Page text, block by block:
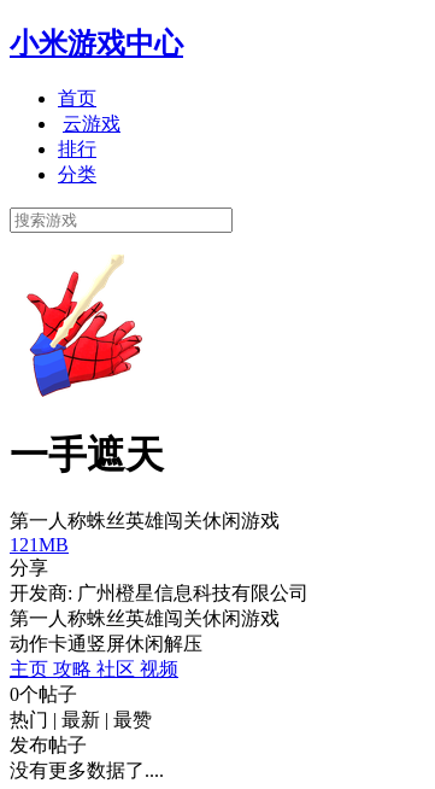
小米游戏中心
首页
云游戏
排行
分类
一手遮天
第一人称蛛丝英雄闯关休闲游戏
121MB
分享
开发商: 广州橙星信息科技有限公司
第一人称蛛丝英雄闯关休闲游戏
动作卡通竖屏休闲解压
主页 攻略 社区 视频
0个帖子
热门 | 最新 | 最赞
发布帖子
没有更多数据了....